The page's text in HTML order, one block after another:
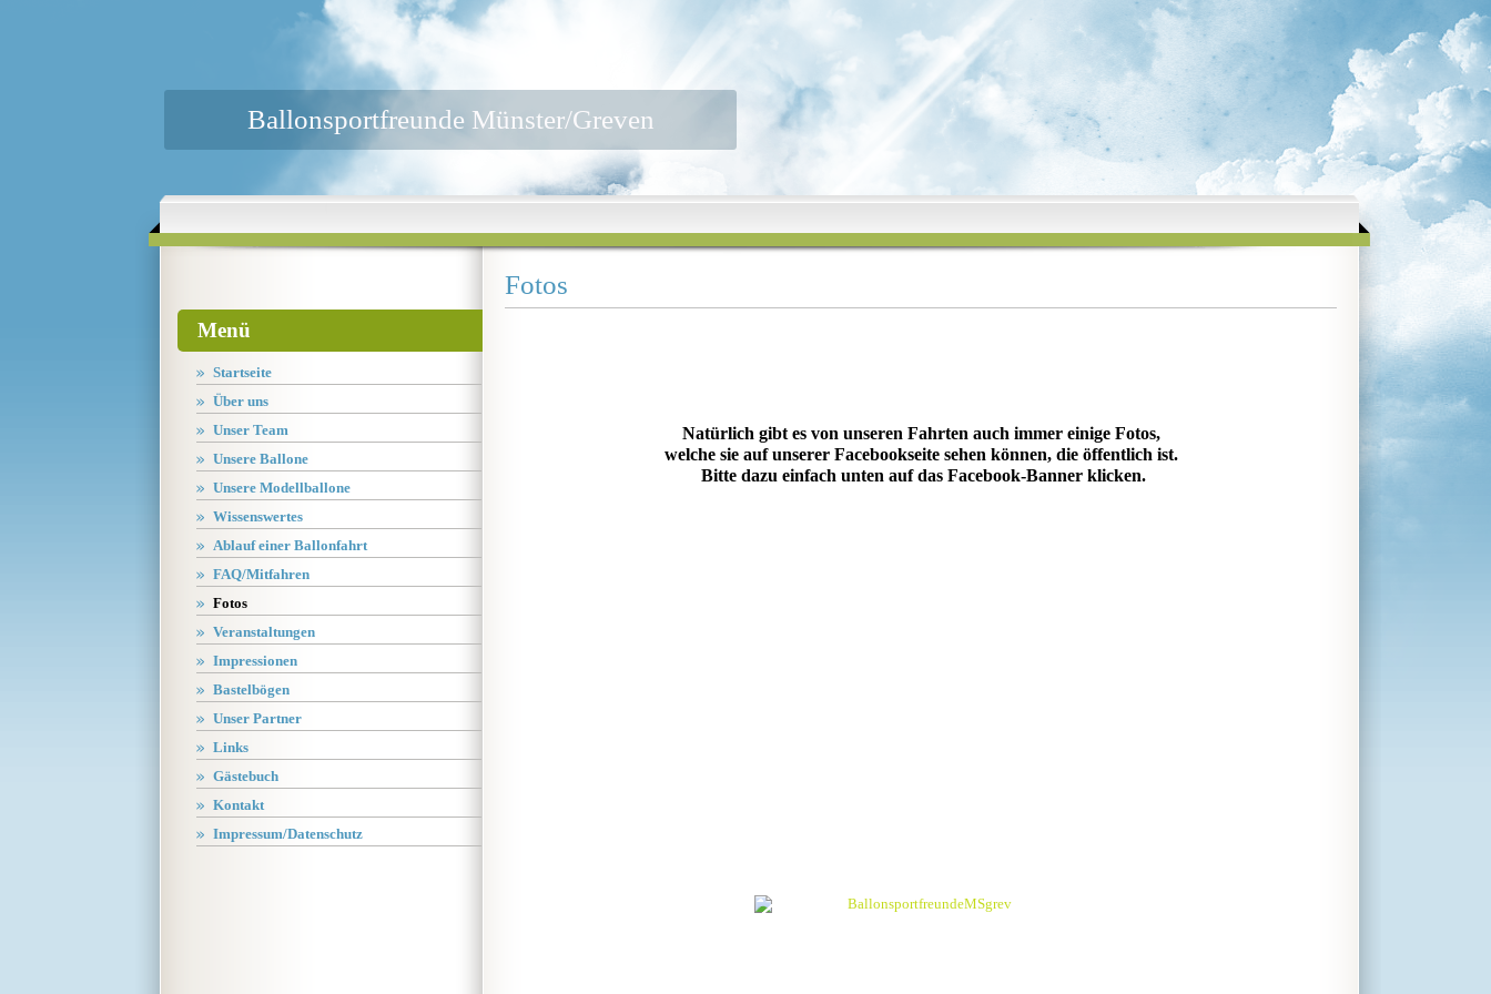
Ballonsportfreunde Münster/Greven
Menü
Startseite
Über uns
Unser Team
Unsere Ballone
Unsere Modellballone
Wissenswertes
Ablauf einer Ballonfahrt
FAQ/Mitfahren
Fotos
Veranstaltungen
Impressionen
Bastelbögen
Unser Partner
Links
Gästebuch
Kontakt
Impressum/Datenschutz
Fotos
Natürlich gibt es von unseren Fahrten auch immer einige Fotos,
welche sie auf unserer Facebookseite sehen können, die öffentlich ist.
Bitte dazu einfach unten auf das Facebook-Banner klicken.